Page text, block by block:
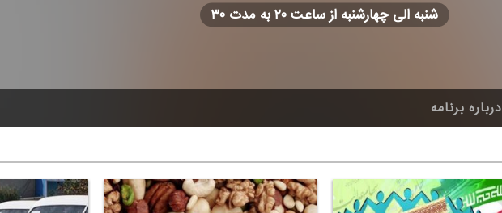
شنبه الی چهارشنبه از ساعت ۲۰ به مدت ۳۰
درباره برنامه